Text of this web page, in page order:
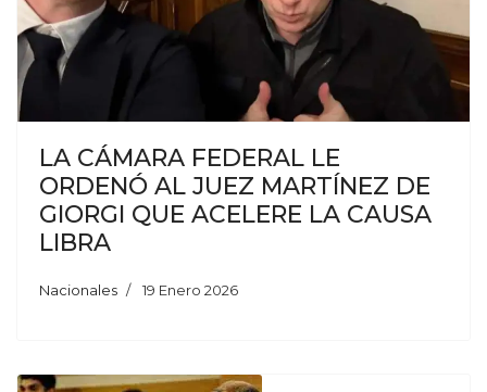
LA CÁMARA FEDERAL LE
ORDENÓ AL JUEZ MARTÍNEZ DE
GIORGI QUE ACELERE LA CAUSA
LIBRA
Nacionales 19 Enero 2026